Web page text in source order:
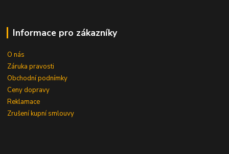
Informace pro zákazníky
O nás
Záruka pravosti
Obchodní podnímky
Ceny dopravy
Reklamace
Zrušení kupní smlouvy